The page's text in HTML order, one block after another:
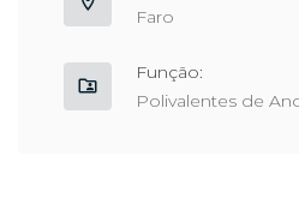
Faro
Função:
Polivalentes de